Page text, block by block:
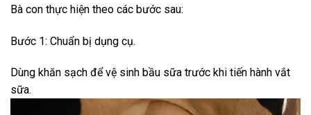
Bà con thực hiện theo các bước sau:
Bước 1: Chuẩn bị dụng cụ.
Dùng khăn sạch để vệ sinh bầu sữa trước khi tiến hành vắt
sữa.